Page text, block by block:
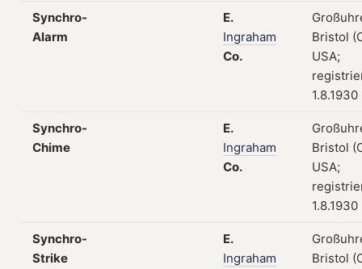
Synchro-
Alarm
E.
Ingraham
Co.
Bristol
USA;
1.8.1930
Synchro-
Chime
E.
Ingraham
Co.
Bristol
USA;
1.8.1930
Synchro-
Strike
E.
Ingraham
Bristol